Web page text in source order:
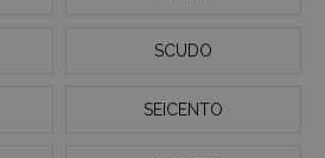
SCUDO
SEICENTO